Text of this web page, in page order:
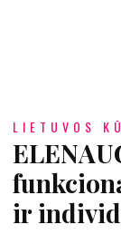
LIETUVOS
ir